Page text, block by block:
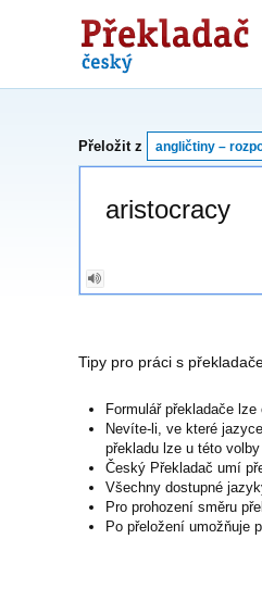
Překladač
Přeložit z angličtiny –
Tipy pro práci s
Formulář překladače
Nevíte-li, ve které
překladu lze u této
Český Překladač umí
Všechny dostupné
Pro prohození směru
Po přeložení umožňuje